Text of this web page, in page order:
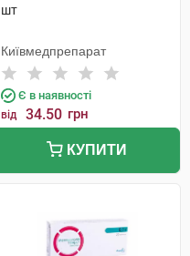
шт
Київмедпрепарат
Є в наявності
від 34.50 грн
КУПИТИ